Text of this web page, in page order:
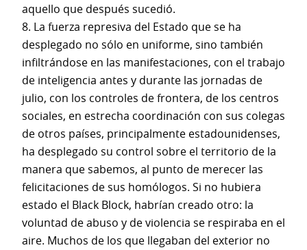
aquello que después sucedió.
8. La fuerza represiva del Estado que se ha
desplegado no sólo en uniforme, sino también
infiltrándose en las manifestaciones, con el trabajo
de inteligencia antes y durante las jornadas de
julio, con los controles de frontera, de los centros
sociales, en estrecha coordinación con sus colegas
de otros países, principalmente estadounidenses,
ha desplegado su control sobre el territorio de la
manera que sabemos, al punto de merecer las
felicitaciones de sus homólogos. Si no hubiera
estado el Black Block, habrían creado otro: la
voluntad de abuso y de violencia se respiraba en el
aire. Muchos de los que llegaban del exterior no